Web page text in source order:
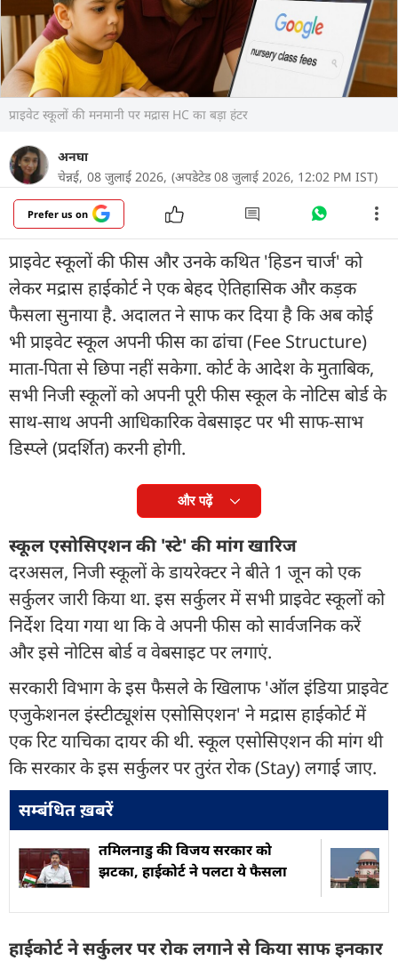
प्राइवेट स्कूलों की मनमानी पर मद्रास HC का बड़ा हंटर
अनघा
चेन्नई, 08 जुलाई 2026, (अपडेटेड 08 जुलाई 2026, 12:02 PM IST)
Prefer us on
प्राइवेट स्कूलों की फीस और उनके कथित 'हिडन चार्ज' को
लेकर मद्रास हाईकोर्ट ने एक बेहद ऐतिहासिक और कड़क
फैसला सुनाया है. अदालत ने साफ कर दिया है कि अब कोई
भी प्राइवेट स्कूल अपनी फीस का ढांचा (Fee Structure)
माता-पिता से छिपा नहीं सकेगा. कोर्ट के आदेश के मुताबिक,
सभी निजी स्कूलों को अपनी पूरी फीस स्कूल के नोटिस बोर्ड के
साथ-साथ अपनी आधिकारिक वेबसाइट पर भी साफ-साभ
डिस्प्ले (प्रदर्शित) करनी होगी.
और पढ़ें
स्कूल एसोसिएशन की 'स्टे' की मांग खारिज
दरअसल, निजी स्कूलों के डायरेक्टर ने बीते 1 जून को एक
सर्कुलर जारी किया था. इस सर्कुलर में सभी प्राइवेट स्कूलों को
निर्देश दिया गया था कि वे अपनी फीस को सार्वजनिक करें
और इसे नोटिस बोर्ड व वेबसाइट पर लगाएं.
सरकारी विभाग के इस फैसले के खिलाफ 'ऑल इंडिया प्राइवेट
एजुकेशनल इंस्टीट्यूशंस एसोसिएशन' ने मद्रास हाईकोर्ट में
एक रिट याचिका दायर की थी. स्कूल एसोसिएशन की मांग थी
कि सरकार के इस सर्कुलर पर तुरंत रोक (Stay) लगाई जाए.
सम्बंधित ख़बरें
तमिलनाडु की विजय सरकार को
झटका, हाईकोर्ट ने पलटा ये फैसला
हाईकोर्ट ने सर्कुलर पर रोक लगाने से किया साफ इनकार